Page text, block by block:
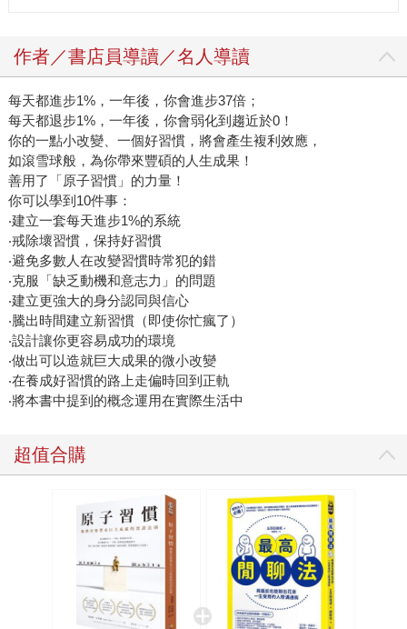
花齊放。幽默有趣又不俗套的故事，將知識巧妙融入其中，
讓孩子主動向父母喊著：「我想看那本書！」 慰藉人心！療
癒系與愛情故事當道 害怕被傳染、關在房門內的鬱悶，對疫
情的種種焦慮與不穩定感，文學成了臺灣讀者跳脫現實紛擾
的出口。投入文字的另一端，華文作家晨羽、黃山料、九把
刀的愛情小說內，青澀愛戀與悸動，讓心再次怦然跳動；崛
起中的韓國翻譯文學，今年療癒系當道：帶著奇幻色彩的
《歡迎光臨夢境百貨》、正視人與人之間溫暖情感的年底黑
馬《不便利的便利店》，皆是備受大眾讀者喜愛的翻譯文學
作品。 正能量！「讓自己活得更好」為年度重要課題 今年
心理勵志暢銷書反映出讀者心內正能量增長！和金石堂愛書
大使愛瑞克一同發掘自己的《內在原力》、從岸見一郎文字
中獲得阿德勒《被討厭的勇氣》、向志玲姐姐學習《剛剛好
的優雅》、或是跟著《蛤蟆先生去看心理師》面對心中迷
障。這幾本高居在年度TOP20暢銷書排行上的讀物，在在反
映挺過疫情後，讀者對人生採取更正向積極的思考、以及行
於股市震盪加上通膨，金石堂年度TOP20暢銷書中，操作型
的投資工具書略顯退燒，轉由強調「穩健投資」的新書《給
關注回自身財務觀念力：致力推動大眾財商教育的吳淡如
《人生實用商學院》系列作、注重建立自身進步系統的《原
子習慣》，讀者從學生、上班族、到退休樂齡都有，廣受國
人喜愛與好評，穩入年度TOP20暢銷書與作家排行榜。 動畫
化與YouTuber跨界助攻帶動漫畫圖書齊竄紅 即使不是動漫
迷，今年一定還是常聽到《SPY×FAMILY間諜家家酒》這名
作者／書店員導讀／名人導讀
每天都進步1%，一年後，你會進步37倍；
每天都退步1%，一年後，你會弱化到趨近於0！
你的一點小改變、一個好習慣，將會產生複利效應，
如滾雪球般，為你帶來豐碩的人生成果！
善用了「原子習慣」的力量！
你可以學到10件事：
‧建立一套每天進步1%的系統
‧戒除壞習慣，保持好習慣
‧避免多數人在改變習慣時常犯的錯
‧克服「缺乏動機和意志力」的問題
‧建立更強大的身分認同與信心
‧騰出時間建立新習慣（即使你忙瘋了）
‧設計讓你更容易成功的環境
‧做出可以造就巨大成果的微小改變
‧在養成好習慣的路上走偏時回到正軌
‧將本書中提到的概念運用在實際生活中
超值合購